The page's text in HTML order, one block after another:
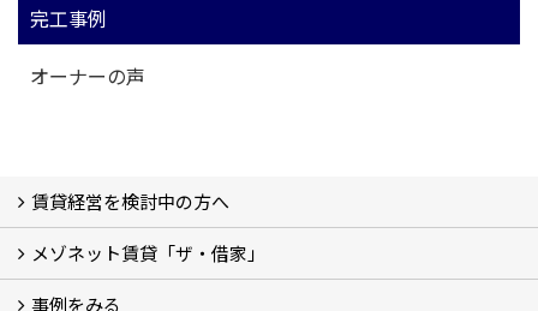
完工事例
オーナーの声
賃貸経営を検討中の方へ
私たちの考え方
賃貸経営の成功学
様々な無料サービス
相続税とは
よくあるご質問
メゾネット賃貸「ザ・借家」
ザ・借家について詳しく知る (2)
事例をみる